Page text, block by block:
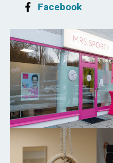
Facebook